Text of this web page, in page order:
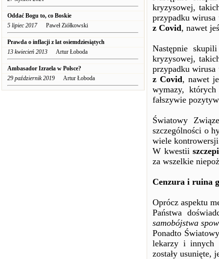
Oddać Bogu to, co Boskie
5 lipiec 2017Paweł Ziółkowski
Prawda o inflacji z lat osiemdziesiątych
13 kwiecień 2013 Artur Łoboda
Ambasador Izraela w Polsce?
29 październik 2019 Artur Łoboda
kryzysowej,
przypadku wirusa
z Covid, nawet
Następnie
kryzysowej,
przypadku wirusa
z Covid, nawet
wymazy,
fałszywie
Światowy
szczególności o
wiele
W kwestii
za wszelkie
Cenzura i ruina
Oprócz aspektu
Państwa
samobójstwa
Ponadto
lekarzy i innych
zostały usunięte,